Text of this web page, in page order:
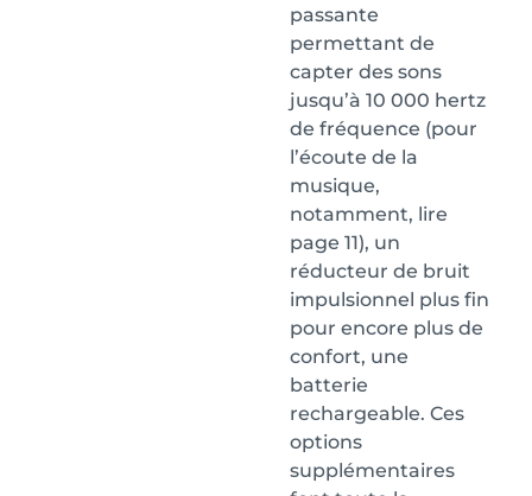
passante
permettant de
capter des sons
jusqu’à 10 000 hertz
de fréquence (pour
l’écoute de la
musique,
notamment, lire
page 11), un
réducteur de bruit
impulsionnel plus fin
pour encore plus de
confort, une
batterie
rechargeable. Ces
options
supplémentaires